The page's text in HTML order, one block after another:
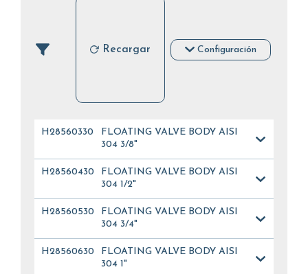
Recargar Configuración
H285603304
FLOATING VALVE BODY AISI
304 3/8"
H285604304
FLOATING VALVE BODY AISI
304 1/2"
H285605304
FLOATING VALVE BODY AISI
304 3/4"
H285606304
FLOATING VALVE BODY AISI
304 1"